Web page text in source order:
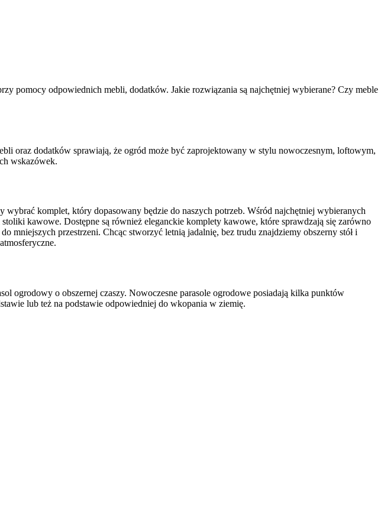
pomocy odpowiednich mebli, dodatków. Jakie rozwiązania są najchętniej wybierane? Czy meble
oraz dodatków sprawiają, że ogród może być zaprojektowany w stylu nowoczesnym, loftowym,
wskazówek.
komplet, który dopasowany będzie do naszych potrzeb. Wśród najchętniej wybieranych
kawowe. Dostępne są również eleganckie komplety kawowe, które sprawdzają się zarówno
mniejszych przestrzeni. Chcąc stworzyć letnią jadalnię, bez trudu znajdziemy obszerny stół i
ogrodowy o obszernej czaszy. Nowoczesne parasole ogrodowe posiadają kilka punktów
lub też na podstawie odpowiedniej do wkopania w ziemię.